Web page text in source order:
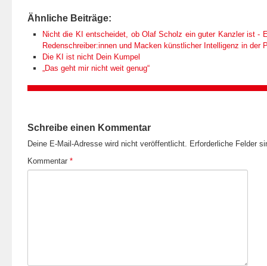
Ähnliche Beiträge:
Nicht die KI entscheidet, ob Olaf Scholz ein guter Kanzler ist -
Redenschreiber:innen und Macken künstlicher Intelligenz in der
Die KI ist nicht Dein Kumpel
„Das geht mir nicht weit genug“
Schreibe einen Kommentar
Deine E-Mail-Adresse wird nicht veröffentlicht. Erforderliche Felder
Kommentar *